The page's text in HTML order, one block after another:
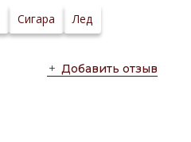
Сигара Лед
Добавить отзыв